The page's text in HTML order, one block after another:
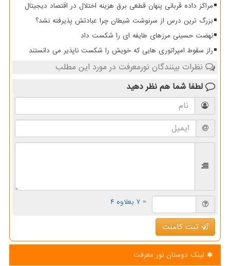
مراکز داده قربانی پنهان قطعی برق هزینه اختلال در اقتصاد دیجیتال
بزرگ ترین درس از سرنوشت شیطان چرا عبادتش پذیرفته نشد؟
نهضت حسینی مرزهای طایفه ای را شکست داد
راز سقوط امپراتوری هایی که خویش را شکست ناپذیر می دانستند
نظرات بینندگان نورمعرفت در مورد این مطلب
لطفا شما هم نظر دهید
= ۷ بعلاوه ۴
ثبت کامنت
لینک دوستان نور معرفت